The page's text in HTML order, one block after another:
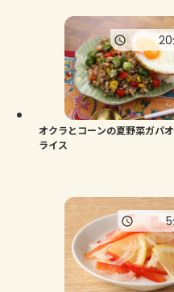
トーク
よくあるお問い
お買い物
オクラとコーンの夏野菜ガパオ
ライス
20
5